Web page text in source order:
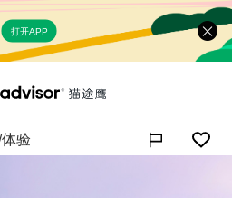
打开APP
验